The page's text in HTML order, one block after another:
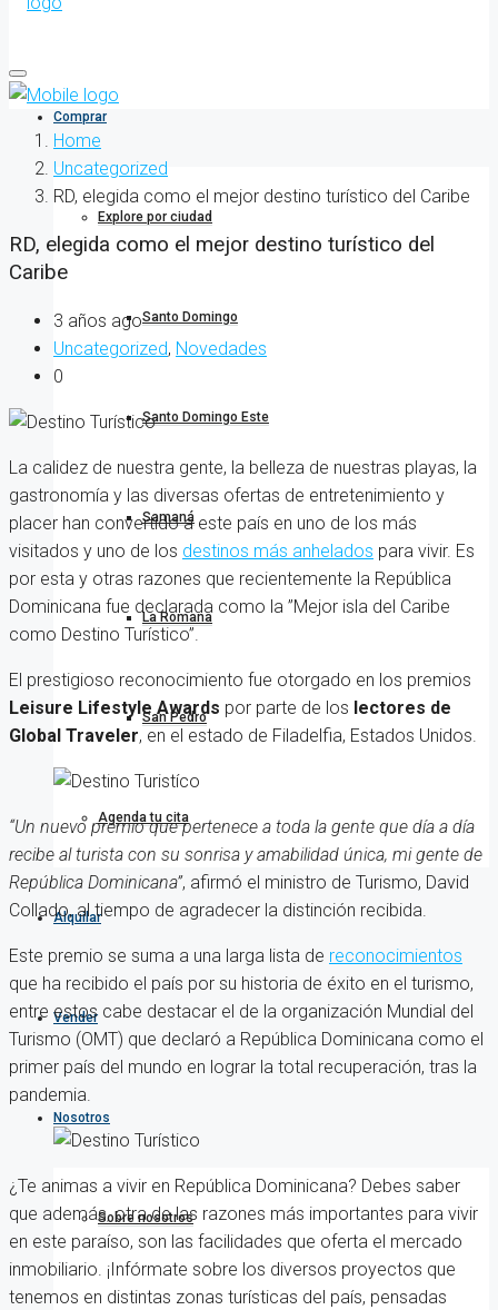
Comprar
Explore por ciudad
Santo Domingo
Santo Domingo Este
Samaná
La Romana
San Pedro
Agenda tu cita
Alquilar
Vender
Nosotros
Sobre nosotros
Home
Uncategorized
RD, elegida como el mejor destino turístico del Caribe
RD, elegida como el mejor destino turístico del
Caribe
3 años ago
Uncategorized, Novedades
0
La calidez de nuestra gente, la belleza de nuestras playas, la
gastronomía y las diversas ofertas de entretenimiento y
placer han convertido a este país en uno de los más
visitados y uno de los destinos más anhelados para vivir. Es
por esta y otras razones que recientemente la República
Dominicana fue declarada como la ”Mejor isla del Caribe
como Destino Turístico”.
El prestigioso reconocimiento fue otorgado en los premios
Leisure Lifestyle Awards por parte de los lectores de
Global Traveler, en el estado de Filadelfia, Estados Unidos.
“Un nuevo premio que pertenece a toda la gente que día a día
recibe al turista con su sonrisa y amabilidad única, mi gente de
República Dominicana”, afirmó el ministro de Turismo, David
Collado, al tiempo de agradecer la distinción recibida.
Este premio se suma a una larga lista de reconocimientos
que ha recibido el país por su historia de éxito en el turismo,
entre estos cabe destacar el de la organización Mundial del
Turismo (OMT) que declaró a República Dominicana como el
primer país del mundo en lograr la total recuperación, tras la
pandemia.
¿Te animas a vivir en República Dominicana? Debes saber
que además, otra de las razones más importantes para vivir
en este paraíso, son las facilidades que oferta el mercado
inmobiliario. ¡Infórmate sobre los diversos proyectos que
tenemos en distintas zonas turísticas del país, pensadas